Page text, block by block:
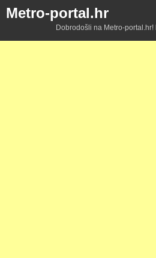
Metro-portal.hr
Dobrodošli na Metro-portal.hr!